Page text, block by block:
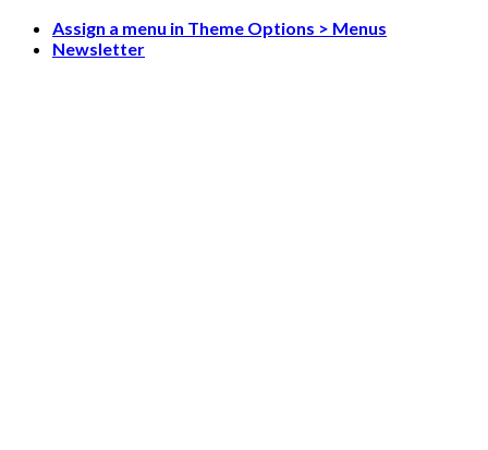
Skip
Assign a menu in Theme Options > Menus
Newsletter